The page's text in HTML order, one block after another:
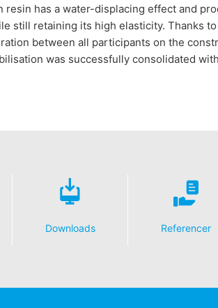
resin has a water-displacing effect and
still retaining its high elasticity. Thanks
between all participants on the
was successfully consolidated
Downloads Referencer